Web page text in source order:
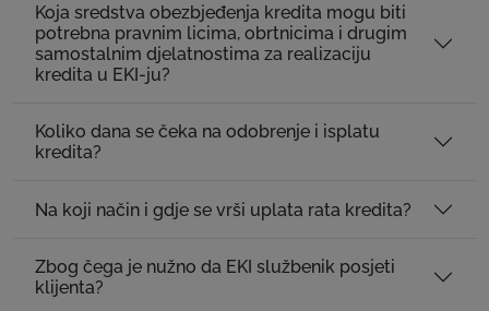
Koja sredstva obezbjeđenja kredita mogu biti
potrebna pravnim licima, obrtnicima i drugim
samostalnim djelatnostima za realizaciju
kredita u EKI-ju?
Koliko dana se čeka na odobrenje i isplatu
kredita?
Na koji način i gdje se vrši uplata rata kredita?
Zbog čega je nužno da EKI službenik posjeti
klijenta?